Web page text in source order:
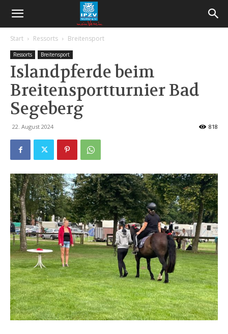
Start Ressorts Breitensport
Ressorts Breitensport
Islandpferde beim
Breitensportturnier Bad
Segeberg
22. August 2024 818